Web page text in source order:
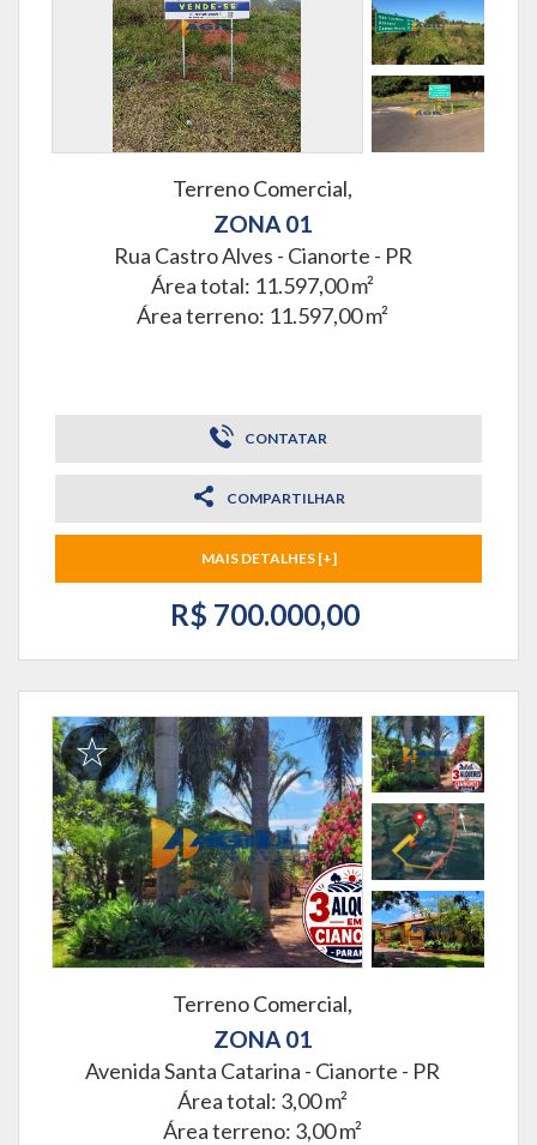
Terreno Comercial,
ZONA 01
Rua Castro Alves - Cianorte - PR
Área total: 11.597,00 m²
Área terreno: 11.597,00 m²
CONTATAR
COMPARTILHAR
MAIS DETALHES [+]
R$ 700.000,00
Terreno Comercial,
ZONA 01
Avenida Santa Catarina - Cianorte - PR
Área total: 3,00 m²
Área terreno: 3,00 m²